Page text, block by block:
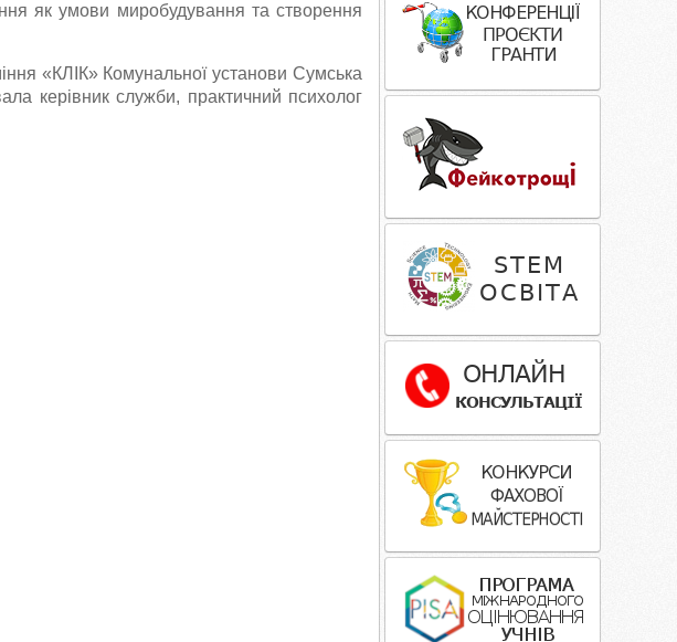
як умови миробудування та створення
«КЛІК» Комунальної установи Сумська
керівник служби, практичний психолог